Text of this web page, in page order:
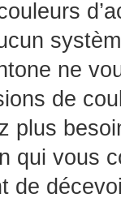
ne
de
plus
qui vous
de